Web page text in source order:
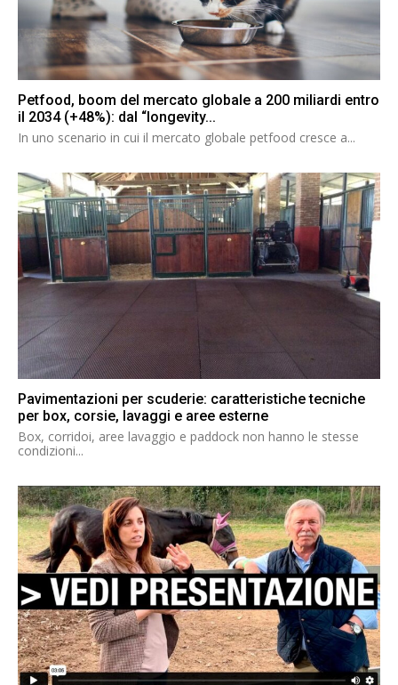
Petfood, boom del mercato globale a 200 miliardi entro
il 2034 (+48%): dal “longevity...
In uno scenario in cui il mercato globale petfood cresce a...
Pavimentazioni per scuderie: caratteristiche tecniche
per box, corsie, lavaggi e aree esterne
Box, corridoi, aree lavaggio e paddock non hanno le stesse
condizioni...